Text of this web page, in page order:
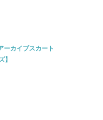
ーカイブスカート
】